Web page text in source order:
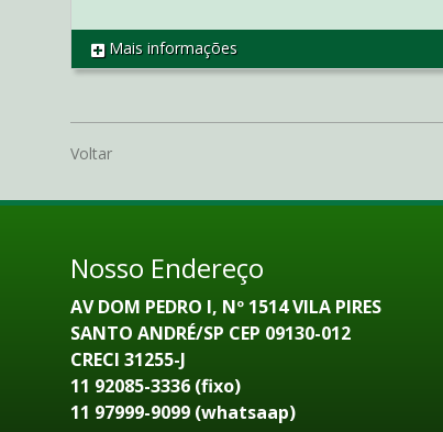
REF AP3177
Mais informações
Voltar
Nosso Endereço
AV DOM PEDRO I, Nº 1514 VILA PIRES
SANTO ANDRÉ/SP CEP 09130-012
CRECI 31255-J
11 92085-3336 (fixo)
11 97999-9099 (whatsaap)